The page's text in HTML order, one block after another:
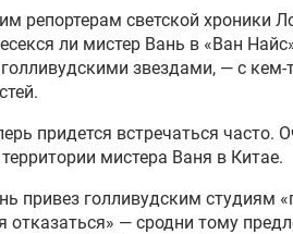
репортерам светской хроники
ли мистер Вань в «Ван
звездами, — с кем-
придется встречаться часто.
мистера Ваня в Китае.
привез голливудским студиям
отказаться» — сродни тому